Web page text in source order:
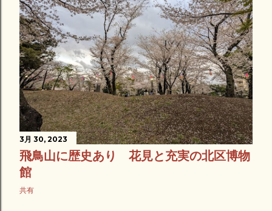
3月 30, 2023
飛鳥山に歴史あり 花見と充実の北区博物
館
共有